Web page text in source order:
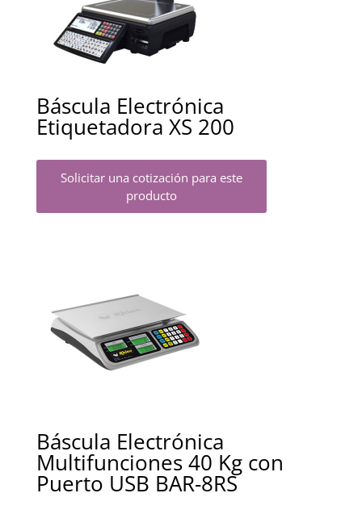
Báscula Electrónica
Etiquetadora XS 200
Solicitar una cotización para este
producto
Báscula Electrónica
Multifunciones 40 Kg con
Puerto USB BAR-8RS